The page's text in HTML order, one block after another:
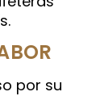
por su